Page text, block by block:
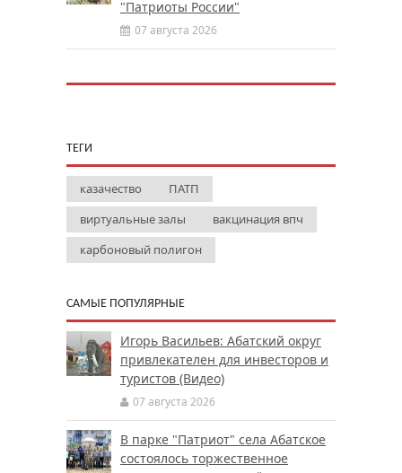
"Патриоты России"
07 августа 2026
ТЕГИ
казачество
ПАТП
виртуальные залы
вакцинация впч
карбоновый полигон
САМЫЕ ПОПУЛЯРНЫЕ
Игорь Васильев: Абатский округ
привлекателен для инвесторов и
туристов (Видео)
07 августа 2026
В парке "Патриот" села Абатское
состоялось торжественное